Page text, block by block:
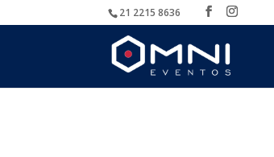
21 2215 8636